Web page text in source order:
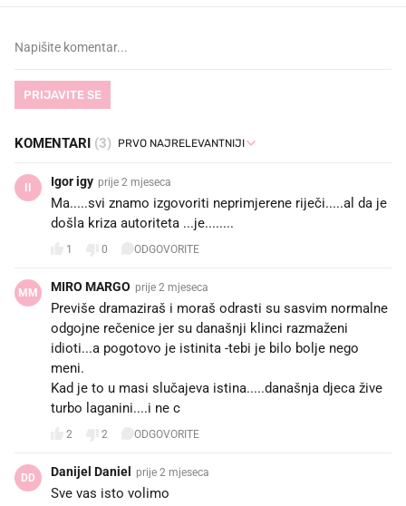
PRIJAVITE SE
KOMENTARI (3)
II Igor igy prije 2 mjeseca
Ma.....svi znamo izgovoriti neprimjerene riječi.....al da je
došla kriza autoriteta ...je........
1 0 ODGOVORITE
MM MIRO MARGO prije 2 mjeseca
Previše dramaziraš i moraš odrasti su sasvim normalne
odgojne rečenice jer su današnji klinci razmaženi
idioti...a pogotovo je istinita -tebi je bilo bolje nego
meni.
Kad je to u masi slučajeva istina.....današnja djeca žive
turbo laganini....i ne c
2 2 ODGOVORITE
DD Danijel Daniel prije 2 mjeseca
Sve vas isto volimo